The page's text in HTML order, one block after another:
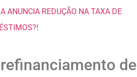
ANUNCIA REDUÇÃO NA TAXA DE
de